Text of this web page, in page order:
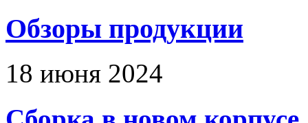
Обзоры продукции
18 июня 2024